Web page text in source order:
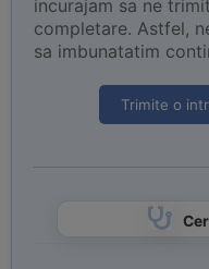
incurajam sa ne
completare. Astfel,
sa imbunatatim
Trimite o